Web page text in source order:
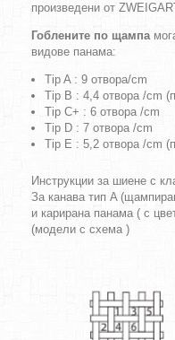
произведени от
Гоблените по щампа
видове панама:
Tip A : 9 отвора/cm
Tip B : 4,4 отвора /cm
Tip C+ : 6 отвора /cm
Tip D : 7 отвора /cm
Tip E : 5,2 отвора /cm
Инструкции за шиене с
За канава тип A
и карирана панама ( с
(модели с схема )